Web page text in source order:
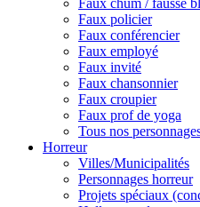
Faux policier
Faux conférencier
Faux employé
Faux invité
Faux chansonnier
Faux croupier
Faux prof de yoga
Tous nos
Horreur
Villes/Municipalités
Personnages horreur
Projets spéciaux